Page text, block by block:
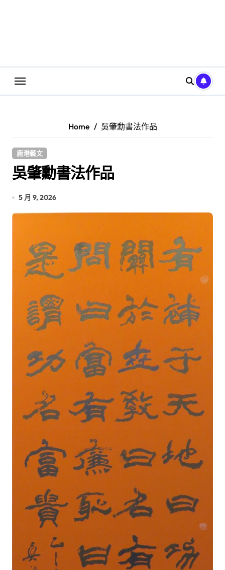
Home 吳肇勳書法作品
鹿港藝文
吳肇勳書法作品
5 月 9, 2026